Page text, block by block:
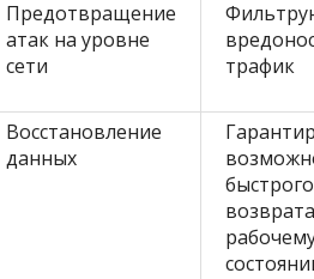
Предотвращение
атак на уровне
сети
трафик
Восстановление
данных
быстрого